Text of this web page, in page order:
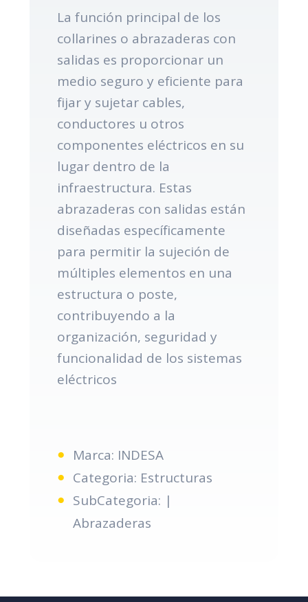
La función principal de los
collarines o abrazaderas con
salidas es proporcionar un
medio seguro y eficiente para
fijar y sujetar cables,
conductores u otros
componentes eléctricos en su
lugar dentro de la
infraestructura. Estas
abrazaderas con salidas están
diseñadas específicamente
para permitir la sujeción de
múltiples elementos en una
estructura o poste,
contribuyendo a la
organización, seguridad y
funcionalidad de los sistemas
eléctricos
Marca: INDESA
Categoria: Estructuras
SubCategoria: |
Abrazaderas